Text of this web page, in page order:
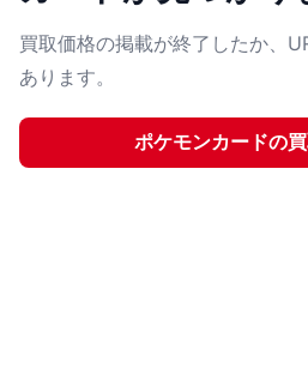
買取価格の掲載が終了したか、
あります。
ポケモンカードの